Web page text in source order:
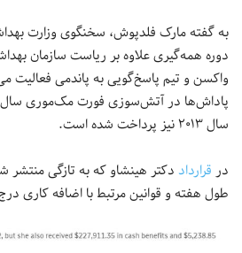
به گفته مارک فلدپوش، سخنگوی وزارت
دوره همه‌گیری علاوه بر ریاست سازمان
واکسن و تیم پاسخ‌گویی به پاندمی فعالیت
سال ۲۰۱۳ نیز پرداخت شده‌ است.
درقرارداددکتر هینشاو که به تازگی
طول هفته و قوانین مرتبط با اضافه کاری